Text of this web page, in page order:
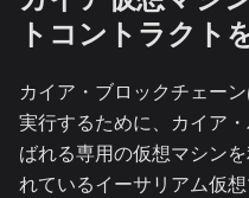
トコントラクト
カイア・ブロックチェー
実行するために、カイア
ばれる専用の仮想マシン
れているイーサリアム仮